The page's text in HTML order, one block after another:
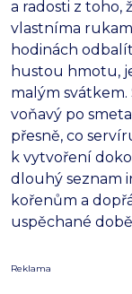
a radosti z toho,
vlastníma
hodinách
hustou hmotu,
malým svátkem.
voňavý po
přesně, co
k vytvoření
dlouhý seznam
kořenům a
uspěchané
Reklama